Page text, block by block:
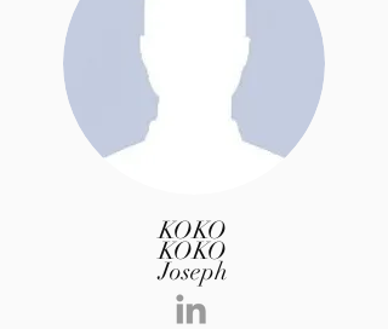
KOKO
KOKO
Joseph